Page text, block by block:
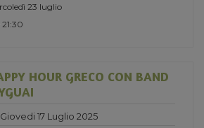
23 luglio
HOUR GRECO CON BAND
Giovedi 17 Luglio 2025